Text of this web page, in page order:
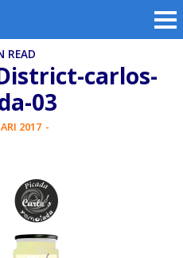
READ
carlos-
03
2017 -